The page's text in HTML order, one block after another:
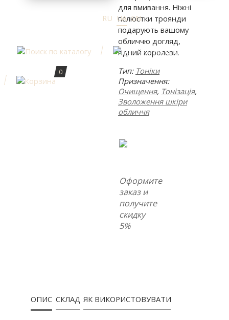
RU UA EN
0
для вмивання. Ніжні
пелюстки троянди
подарують вашому
обличчю догляд,
гідний королеви.
Тип: Тоніки
Призначення:
Очищення, Тонізація,
Зволоження шкіри
обличчя
Оформите
заказ и
получите
скидку
5%
ОПИС СКЛАД ЯК ВИКОРИСТОВУВАТИ